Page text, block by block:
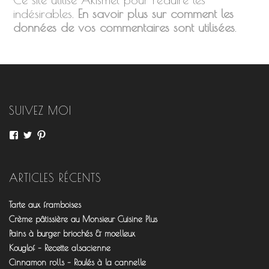
indésirables. En savoir plus sur comment les
données de vos commentaires sont utilisées.
SUIVEZ MOI
Voir
fourchettesflo
sur
Voir
@fourchettesflo
sur
fleurjeanne
sur
ARTICLES RÉCENTS
Tarte aux framboises
Crème pâtissière au Monsieur Cuisine Plus
Pains à burger briochés & moelleux
Kouglof – Recette alsacienne
Cinnamon rolls – Roulés à la cannelle